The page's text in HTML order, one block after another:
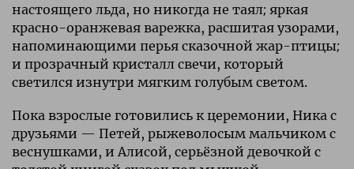
настоящего льда, но никогда не таял; яркая
красно-оранжевая варежка, расшитая узорами,
напоминающими перья сказочной жар-птицы;
и прозрачный кристалл свечи, который
светился изнутри мягким голубым светом.
Пока взрослые готовились к церемонии, Ника с
друзьями — Петей, рыжеволосым мальчиком с
веснушками, и Алисой, серьёзной девочкой с